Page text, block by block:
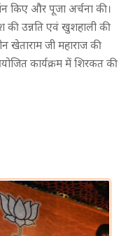
किए और पूजा अर्चना की।
की उन्नति एवं खुशहाली की
खेताराम जी महाराज की
कार्यक्रम में शिरकत की